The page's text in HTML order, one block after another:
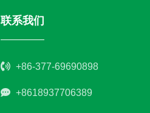
联系我们
+86-377-69690898
+8618937706389